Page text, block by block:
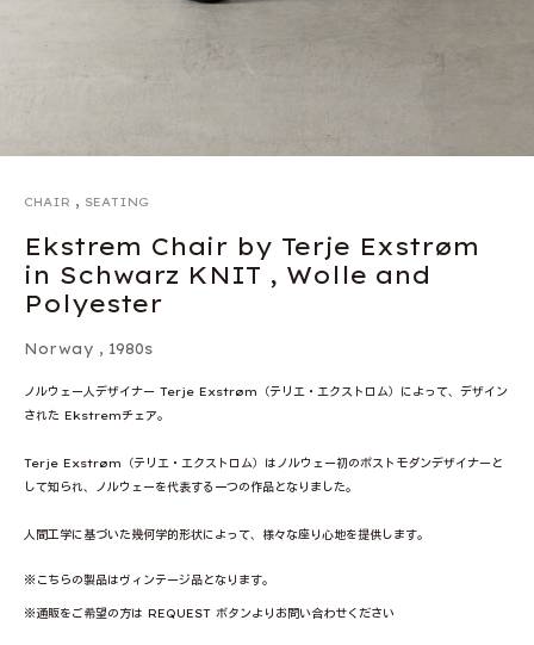
CHAIR , SEATING
Ekstrem Chair by Terje Exstrøm
in Schwarz KNIT , Wolle and
Polyester
Norway , 1980s
ノルウェー人デザイナー Terje Exstrøm（テリエ・エクストロム）によって、デザイン
された Ekstremチェア。
Terje Exstrøm（テリエ・エクストロム）はノルウェー初のポストモダンデザイナーと
して知られ、ノルウェーを代表する一つの作品となりました。
人間工学に基づいた幾何学的形状によって、様々な座り心地を提供します。
※こちらの製品はヴィンテージ品となります。
※通販をご希望の方は REQUEST ボタンよりお問い合わせください